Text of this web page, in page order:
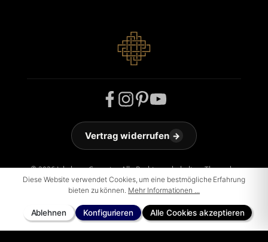
© 2026 Jakobson Carpets - Alle Rechte vorbehalten. Theme by
ThemeWare®
Vertrag widerrufen →
Diese Website verwendet Cookies, um eine bestmögliche Erfahrung
bieten zu können. Mehr Informationen ...
Ablehnen Konfigurieren Alle Cookies akzeptieren